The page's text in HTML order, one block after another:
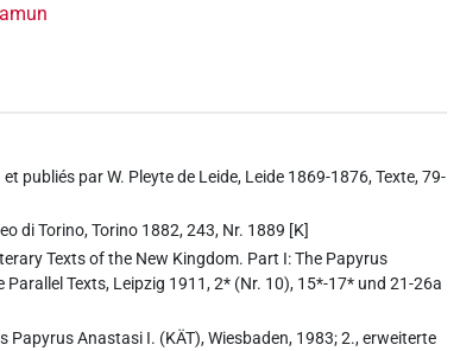
publiés par W. Pleyte de Leide, Leide 1869-1876, Texte, 79-
di Torino, Torino 1882, 243, Nr. 1889 [K]
Texts of the New Kingdom. Part I: The Papyrus
Texts, Leipzig 1911, 2* (Nr. 10), 15*-17* und 21-26a
Papyrus Anastasi I. (KÄT), Wiesbaden, 1983; 2., erweiterte